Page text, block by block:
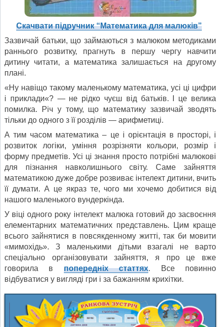
Скачвати підручник “Математика для малюків”
Зазвичай батьки, що займаються з малюком методиками
раннього розвитку, прагнуть в першу чергу навчити
дитину читати, а математика залишається на другому
плані.
«Ну навіщо такому маленькому математика, усі ці цифри
і приклади«? — не рідко чуєш від батьків. І це велика
помилка. Річ у тому, що математику зазвичай зводять
тільки до одного з її розділів — арифметиці.
А тим часом математика – це і орієнтація в просторі, і
розвиток логіки, уміння розрізняти кольори, розмір і
форму предметів. Усі ці знання просто потрібні малюкові
для пізнання навколишнього світу. Саме зайняття
математикою дуже добре розвиває інтелект дитини, вчить
її думати. А це якраз те, чого ми хочемо добитися від
нашого маленького вундеркінда.
У віці одного року інтелект малюка готовий до засвоєння
елементарних математичних представлень. Цим краще
всього зайнятися в повсякденному житті, так би мовити
«мимохідь». З маленькими дітьми взагалі не варто
спеціально організовувати зайняття, я про це вже
говорила в попередніх статтях. Все повинно
відбуватися у вигляді гри і за бажанням крихітки.